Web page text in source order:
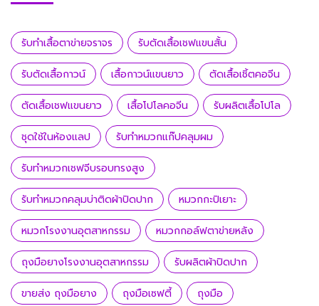
รับทำเสื้อตาข่ายจราจร รับตัดเสื้อเชฟแขนสั้น
รับตัดเสื้อกาวน์ เสื้อกาวน์แขนยาว ตัดเสื้อเชิ้ตคอจีน
ตัดเสื้อเชฟแขนยาว เสื้อโปโลคอจีน รับผลิตเสื้อโปโล
ชุดใช้ในห้องแลป รับทำหมวกแก๊ปคลุมผม
รับทำหมวกเชฟจีบรอบทรงสูง
รับทำหมวกคลุมบ่าติดผ้าปิดปาก หมวกกะปิเยาะ
หมวกโรงงานอุตสาหกรรม หมวกกอล์ฟตาข่ายหลัง
ถุงมือยางโรงงานอุตสาหกรรม รับผลิตผ้าปิดปาก
ขายส่ง ถุงมือยาง ถุงมือเซฟตี้ ถุงมือ